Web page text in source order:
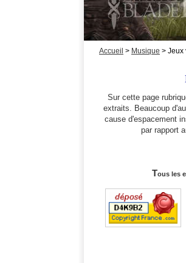
Accueil > Musique > Jeux
Sur cette page
extraits. Beaucoup
cause d'espacement
par rapport
Tous les